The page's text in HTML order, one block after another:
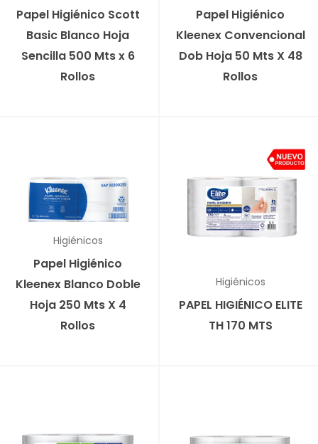
Papel Higiénico Scott
Basic Blanco Hoja
Sencilla 500 Mts x 6
Rollos
Papel Higiénico
Kleenex Convencional
Dob Hoja 50 Mts X 48
Rollos
Higiénicos
Papel Higiénico
Kleenex Blanco Doble
Hoja 250 Mts X 4
Rollos
Higiénicos
PAPEL HIGIÉNICO ELITE
TH 170 MTS